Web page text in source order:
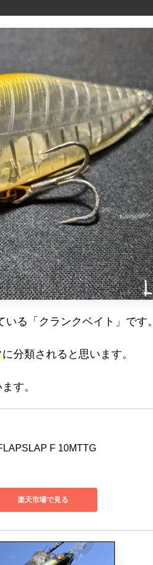
る「クランクベイト」です。
に分類されると思います。
す。
F 10MTTG
楽天市場で見る